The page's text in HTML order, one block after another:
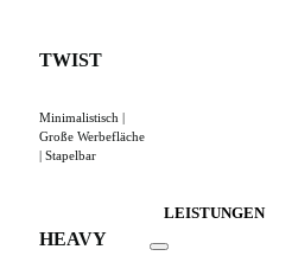
TWIST
Minimalistisch |
Große Werbefläche
| Stapelbar
HEAVY
LEISTUNGEN